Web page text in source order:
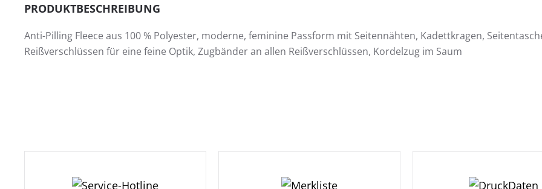
PRODUKTBESCHREIBUNG
Anti-Pilling Fleece aus 100 % Polyester, moderne, feminine Passform mit Seitennähten, Kadettkragen,
Reißverschlüssen für eine feine Optik, Zugbänder an allen Reißverschlüssen, Kordelzug im Saum